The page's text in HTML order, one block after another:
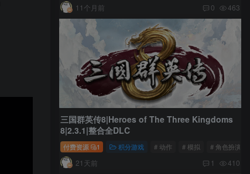
11个月前 0 463
三国群英传8|Heroes of The Three Kingdoms
8|2.3.1|整合全DLC
付费资源 1 积分游戏 # 动作 # 模拟 # 角色扮演
21天前 1 410